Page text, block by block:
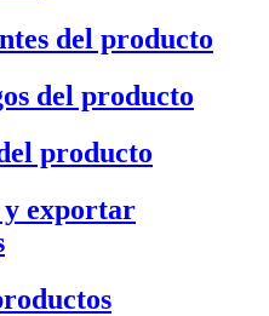
del producto
del producto
producto
exportar